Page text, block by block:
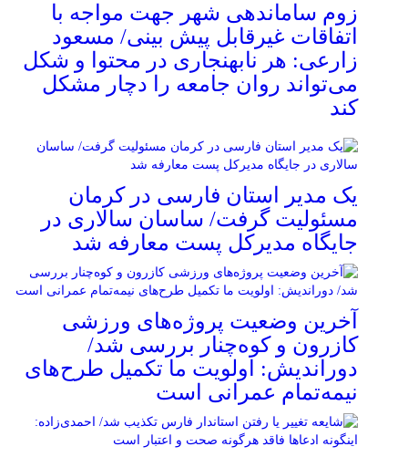
زوم ساماندهی شهر جهت مواجه با
اتفاقات غیرقابل پیش بینی/ مسعود
زارعی: هر نابهنجاری در محتوا و شکل
می‌تواند روان جامعه را دچار مشکل
کند
یک مدیر استان فارسی در کرمان
مسئولیت گرفت/ ساسان سالاری در
جایگاه مدیرکل پست معارفه شد
آخرین وضعیت پروژه‌های ورزشی
کازرون و کوه‌چنار بررسی شد/
دوراندیش: اولویت ما تکمیل طرح‌های
نیمه‌تمام عمرانی است